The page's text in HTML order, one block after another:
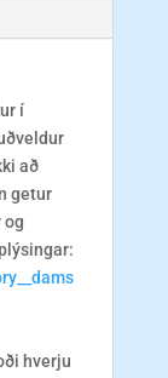
í
að
getur
og
hverju